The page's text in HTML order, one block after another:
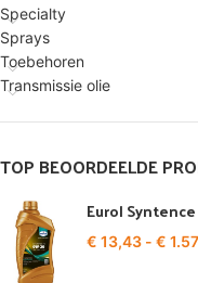
Specialty
Sprays
Toebehoren
Transmissie olie
TOP BEOORDEELDE
Eurol Syntence
€ 13,43 - €